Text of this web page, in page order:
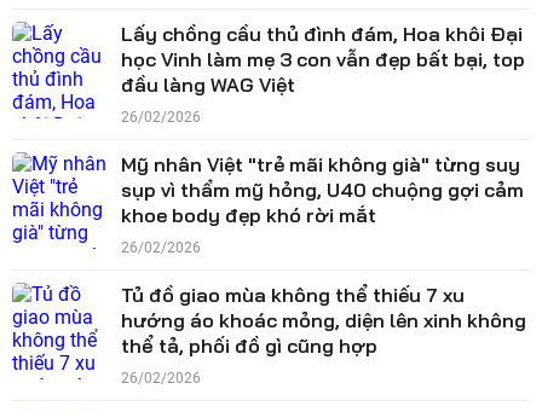
Lấy chồng cầu thủ đình đám, Hoa khôi Đại
học Vinh làm mẹ 3 con vẫn đẹp bất bại, top
đầu làng WAG Việt
26/02/2026
Mỹ nhân Việt "trẻ mãi không già" từng suy
sụp vì thẩm mỹ hỏng, U40 chuộng gợi cảm
khoe body đẹp khó rời mắt
26/02/2026
Tủ đồ giao mùa không thể thiếu 7 xu
hướng áo khoác mỏng, diện lên xinh không
thể tả, phối đồ gì cũng hợp
26/02/2026